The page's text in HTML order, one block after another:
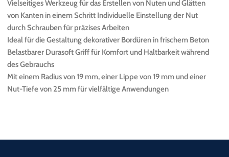
Vielseitiges Werkzeug für das Erstellen von Nuten und Glätten
von Kanten in einem Schritt Individuelle Einstellung der Nut
durch Schrauben für präzises Arbeiten
Ideal für die Gestaltung dekorativer Bordüren in frischem Beton
Belastbarer Durasoft Griff für Komfort und Haltbarkeit während
des Gebrauchs
Mit einem Radius von 19 mm, einer Lippe von 19 mm und einer
Nut-Tiefe von 25 mm für vielfältige Anwendungen